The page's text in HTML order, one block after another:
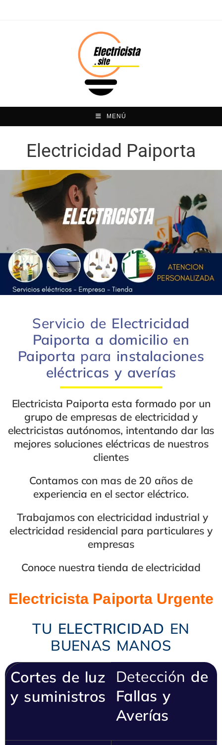
MENÚ
Electricidad Paiporta
Servicio de Electricidad
Paiporta a domicilio en
Paiporta para instalaciones
eléctricas y averías
Electricista Paiporta esta formado por un
grupo de empresas de electricidad y
electricistas autónomos, intentando dar las
mejores soluciones eléctricasde nuestros
clientes
Contamos con mas de 20 años de
experiencia en el sector eléctrico.
Trabajamos con electricidad industrial y
electricidad residencial para particulares y
empresas
Conoce nuestratienda de electricidad
Electricista Paiporta Urgente
TU ELECTRICIDAD EN
BUENAS MANOS
Cortes de luz
y suministros
Detección de
Fallas y
Averías